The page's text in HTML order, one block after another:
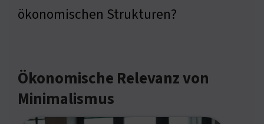
ökonomischen Strukturen?
Ökonomische Relevanz von
Minimalismus